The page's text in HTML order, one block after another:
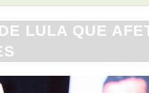
LULA QUE